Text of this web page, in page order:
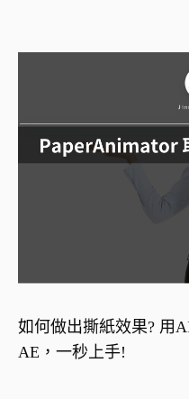
如何做出撕紙效果? 用
AE，一秒上手!